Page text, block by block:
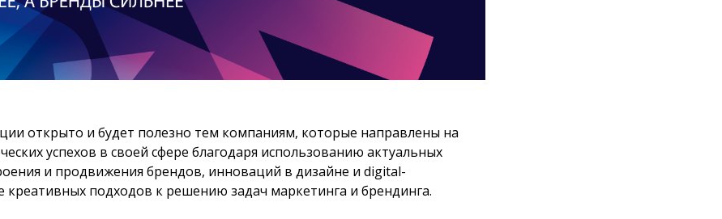
открыто и будет полезно тем компаниям, которые направлены на
успехов в своей сфере благодаря использованию актуальных
и продвижения брендов, инноваций в дизайне и digital-
креативных подходов к решению задач маркетинга и брендинга.